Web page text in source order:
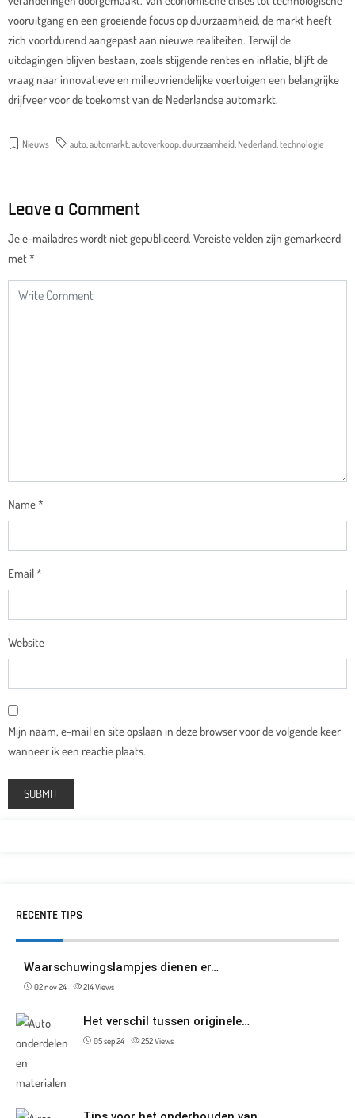
vooruitgang en een groeiende focus op duurzaamheid, de markt heeft
zich voortdurend aangepast aan nieuwe realiteiten. Terwijl de
uitdagingen blijven bestaan, zoals stijgende rentes en inflatie, blijft de
vraag naar innovatieve en milieuvriendelijke voertuigen een belangrijke
drijfveer voor de toekomst van de Nederlandse automarkt.
Nieuws auto,automarkt,autoverkoop,duurzaamheid, Nederland,technologie
Leave a Comment
Je e-mailadres wordt niet gepubliceerd. Vereiste velden zijn gemarkeerd
met*
Name*
Email*
Website
Mijn naam, e-mail en site opslaan in deze browser voor de volgende keer
wanneer ik een reactie plaats.
RECENTE TIPS
Waarschuwingslampjes dienen er…
02 nov 24 214Views
Het verschil tussen originele…
05 sep 24 252Views